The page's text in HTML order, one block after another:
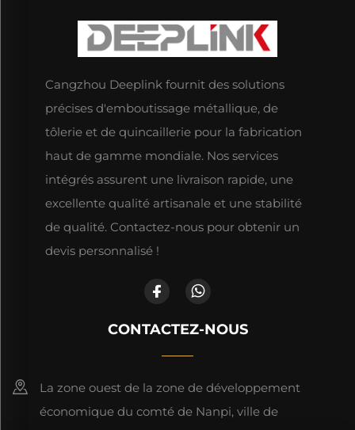
Cangzhou Deeplink fournit des solutions
précises d'emboutissage métallique, de
tôlerie et de quincaillerie pour la fabrication
haut de gamme mondiale. Nos services
intégrés assurent une livraison rapide, une
excellente qualité artisanale et une stabilité
de qualité. Contactez-nous pour obtenir un
devis personnalisé !
CONTACTEZ-NOUS
La zone ouest de la zone de développement
économique du comté de Nanpi, ville de